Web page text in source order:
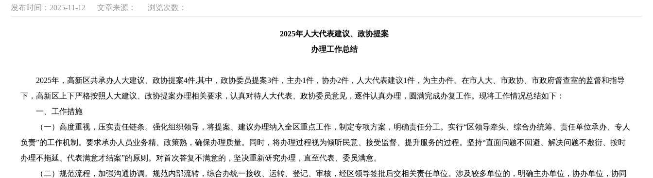
发布时间：2025-11-12 文章来源： 浏览次数：
2025年人大代表建议、政协提案
办理工作总结
2025年 ，高新区共承办人大建议、 政协提案4件,其中，政协委员提案3件，主办1件，协办2件，人大代表建议1件， 为主办件。在市人大、 市政协 市政府督查室的监督和指导
下， 高新区 上下严格按照 人大建议、 政协提案办理相关要求，认真对待人大代表、政协委员意见，逐件认真办理，圆满完成办复工作。现将工作情况总结如下：
一、 工作措施
（一） 高度重视，压实责任链条。强化组织领导，将提案、建议办理纳入全区重点工作，制定专项方案，明确责任分工。实行“区领导牵头、 综合办统筹、 责任单位承办、专人
负责”的工作机制。要求承办人员业务精、政策熟，确保办理质量。同时，将办理过程视为倾听民意、接受监督、提升服务的过程。坚持“直面问题不回避、解决问题不敷衍、按时
办理不拖延、代表满意才结案”的原则。对首次答复不满意的，坚决重新研究办理，直至代表 、委员满意。
（二） 规范流程，加强沟通协调。规范内部流转， 综合办统一接收、运转、 登记、审核，经区领导签批后交相关责任单位。涉及较多单位的 ，明确主办单位， 协办单位， 协同